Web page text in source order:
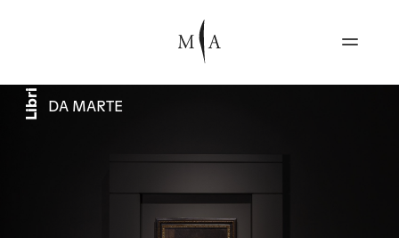
Libri DA MARTE